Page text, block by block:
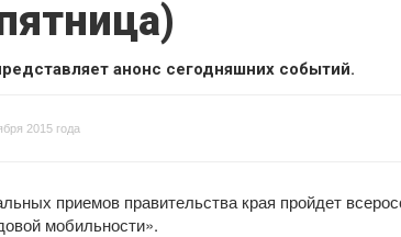
анонс сегодняшних событий.
2015 года
приемов правительства края пройдет
мобильности».